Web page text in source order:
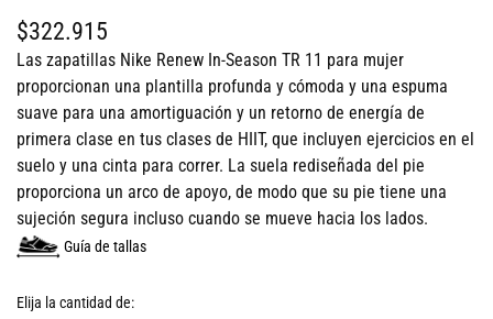
$322.915
Las zapatillas Nike Renew In-Season TR 11 para mujer
proporcionan una plantilla profunda y cómoda y una espuma
suave para una amortiguación y un retorno de energía de
primera clase en tus clases de HIIT, que incluyen ejercicios en el
suelo y una cinta para correr. La suela rediseñada del pie
proporciona un arco de apoyo, de modo que su pie tiene una
sujeción segura incluso cuando se mueve hacia los lados.
Guía de tallas
Elija la cantidad de: